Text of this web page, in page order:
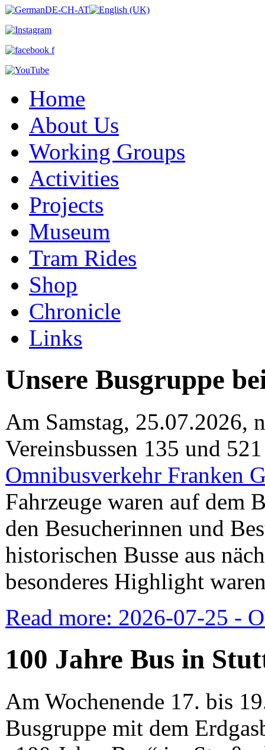
Home
About Us
Working Groups
Activities
Projects
Museum
Tram Rides
Shop
Chronicle
Links
Unsere Busgruppe
Am Samstag, 25.07.2026,
Vereinsbussen 135 und
Omnibusverkehr Franken
Fahrzeuge waren auf dem
den Besucherinnen und
historischen Busse aus
besonderes Highlight
Read more: 2026-07-25 -
100 Jahre Bus in
Am Wochenende 17. bis
Busgruppe mit dem